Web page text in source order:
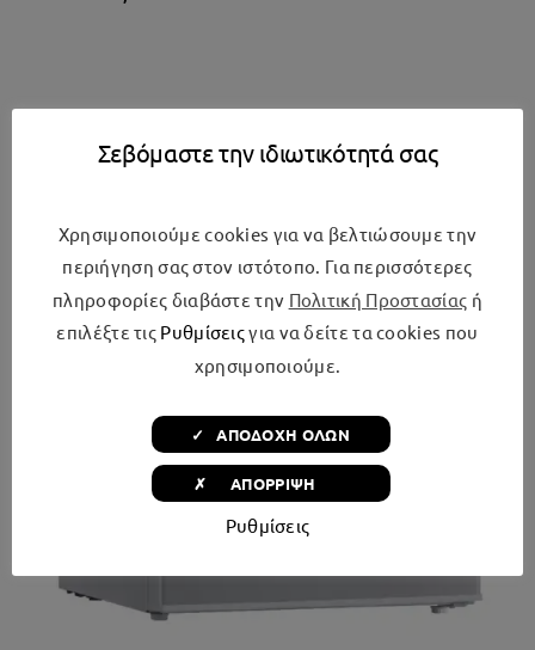
Σχετικά προϊόντα
Σεβόμαστε την ιδιωτικότητά σας
Χρησιμοποιούμε cookies για να βελτιώσουμε την
περιήγηση σας στον ιστότοπο. Για περισσότερες
πληροφορίες διαβάστε την Πολιτική Προστασίας ή
επιλέξτε τις Ρυθμίσειςγια να δείτε τα cookies που
χρησιμοποιούμε.
Ρυθμίσεις
✓ ΑΠΟΔΟΧΗ ΟΛΩΝ
✗ ΑΠΟΡΡΙΨΗ